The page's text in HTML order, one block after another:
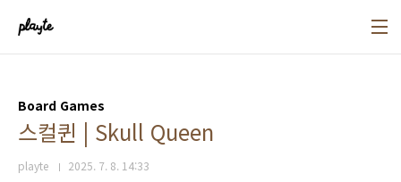
Board Games
스컬퀸 | Skull Queen
playte 2025. 7. 8. 14:33